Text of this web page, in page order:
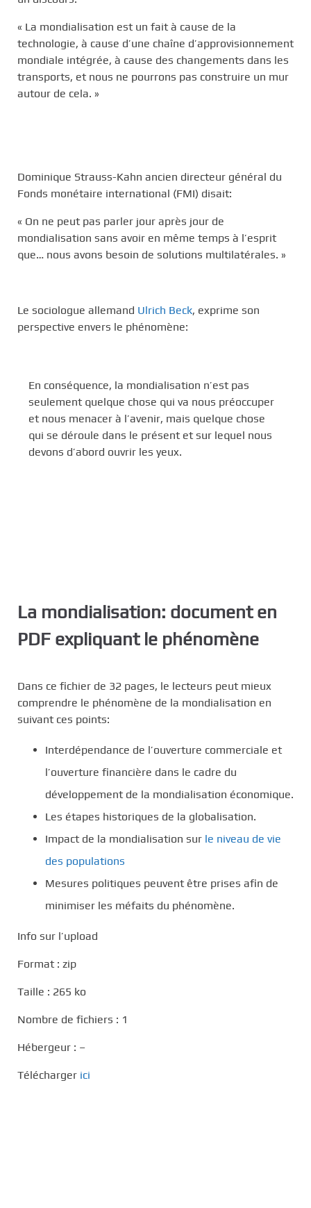
« La mondialisation est un fait à cause de la
technologie, à cause d’une chaîne d’approvisionnement
mondiale intégrée, à cause des changements dans les
transports, et nous ne pourrons pas construire un mur
autour de cela. »
Dominique Strauss-Kahn ancien directeur général du
Fonds monétaire international (FMI) disait:
« On ne peut pas parler jour après jour de
mondialisation sans avoir en même temps à l’esprit
que… nous avons besoin de solutions multilatérales. »
Le sociologue allemand Ulrich Beck, exprime son
perspective envers le phénomène:
En conséquence, la mondialisation n’est pas
seulement quelque chose qui va nous préoccuper
et nous menacer à l’avenir, mais quelque chose
qui se déroule dans le présent et sur lequel nous
devons d’abord ouvrir les yeux.
La mondialisation: document en
PDF expliquant le phénomène
Dans ce fichier de 32 pages, le lecteurs peut mieux
comprendre le phénomène de la mondialisation en
suivant ces points:
Interdépendance de l’ouverture commerciale et
l’ouverture financière dans le cadre du
développement de la mondialisation économique.
Les étapes historiques de la globalisation.
Impact de la mondialisation sur le niveau de vie
des populations
Mesures politiques peuvent être prises afin de
minimiser les méfaits du phénomène.
Info sur l’upload
Format : zip
Taille : 265 ko
Nombre de fichiers : 1
Hébergeur : –
Télécharger ici